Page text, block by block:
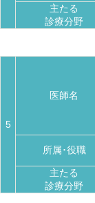
主たる
診療分野
5
医師名
所属･役職
主たる
診療分野